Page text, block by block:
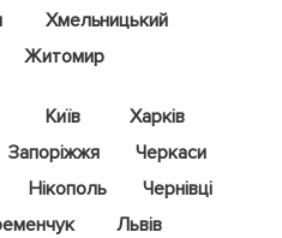
Хмельницький
Житомир
Київ
Харків
Запоріжжя
Черкаси
Нікополь
Чернівці
Львів